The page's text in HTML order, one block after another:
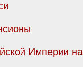
Империи